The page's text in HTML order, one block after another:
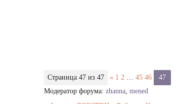
Страница 47 из 47 « 1 2 … 45 46
47
Модератор форума: zhanna, mened